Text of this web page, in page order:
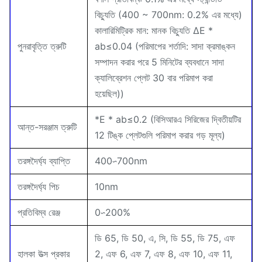
পুনরাবৃত্তি ত্রুটি
বিচ্যুতি (400 ~ 700nm: 0.2% এর মধ্যে)
কালারিমিট্রিক মান: মানক বিচ্যুতি ΔE *
ab≤0.04 (পরিমাপের শর্তাদি: সাদা ক্রমাঙ্কন
সম্পাদন করার পরে 5 মিনিটের ব্যবধানে সাদা
ক্যালিব্রেশন প্লেট 30 বার পরিমাপ করা
হয়েছিল))
আন্ত-সরঞ্জাম ত্রুটি
*E * ab≤0.2 (বিসিআরএ সিরিজের দ্বিতীয়টির
12 টিঙ্ক প্লেটগুলি পরিমাপ করার গড় মূল্য)
তরঙ্গদৈর্ঘ্য ব্যাপ্তি 400∽700nm
তরঙ্গদৈর্ঘ্য পিচ 10nm
প্রতিবিম্ব রেঞ্জ 0∽200%
হালকা উত্স প্রকার
ডি 65, ডি 50, এ, সি, ডি 55, ডি 75, এফ
2, এফ 6, এফ 7, এফ 8, এফ 10, এফ 11,